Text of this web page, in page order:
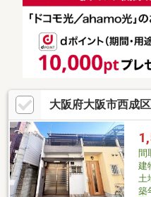
大阪府大阪市西成
間
建
土
築